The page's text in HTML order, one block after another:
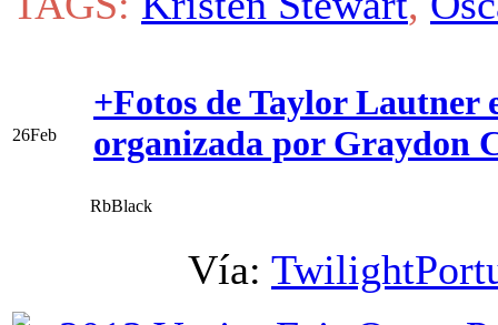
26Feb
+Fotos de Taylor Lautner
organizada por Graydon
RbBlack
Vía: